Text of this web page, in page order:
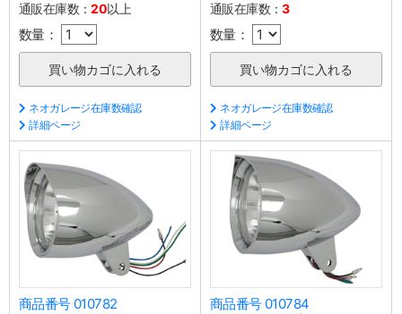
通販在庫数：20以上
数量：
ネオガレージ在庫数確認
詳細ページ
通販在庫数：3
数量：
ネオガレージ在庫数確認
詳細ページ
商品番号 010782 商品番号 010784